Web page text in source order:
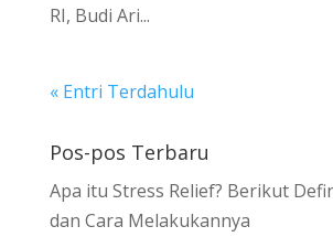
RI, Budi Ari...
« Entri Terdahulu
Pos-pos Terbaru
Apa itu Stress Relief? Berikut
dan Cara Melakukannya